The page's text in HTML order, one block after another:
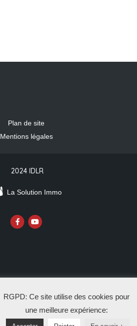
Plan de site
Mentions légales
2024 IDLR
La Solution Immo
RGPD: Ce site utilise des cookies pour
une meilleure expérience: